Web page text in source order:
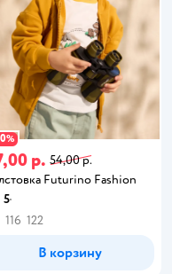
%
р. 54,00 р.
Futurino Fashion
5
116 122
В корзину